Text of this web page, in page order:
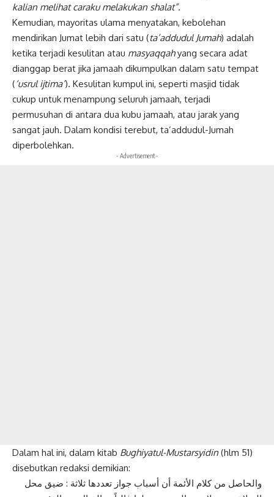
kalian melihat caraku melakukan shalat”.
Kemudian, mayoritas ulama menyatakan, kebolehan
mendirikan Jumat lebih dari satu (ta’addudul Jumah) adalah
ketika terjadi kesulitan atau masyaqqahyang secara adat
dianggap berat jika jamaah dikumpulkan dalam satu tempat
( ‘usrul ijtima’). Kesulitan kumpul ini, seperti masjid tidak
cukup untuk menampung seluruh jamaah, terjadi
permusuhan di antara dua kubu jamaah, atau jarak yang
sangat jauh. Dalam kondisi terebut, ta’addudul-Jumah
diperbolehkan.
- Advertisement -
Dalam hal ini, dalam kitab Bughiyatul-Mustarsyidin (hlm 51)
disebutkan redaksi demikian:
والحاصل من كلام الأئمة أن أسباب جواز تعددها ثلاثة : ضيق محل